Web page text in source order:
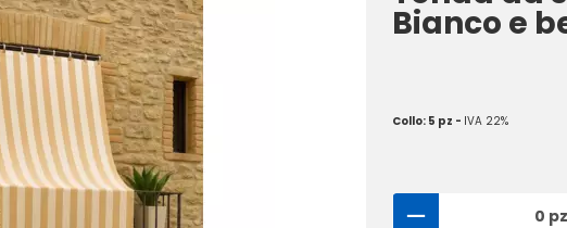
Bianco e
Collo: 5 pz - IVA 22%
0 pz